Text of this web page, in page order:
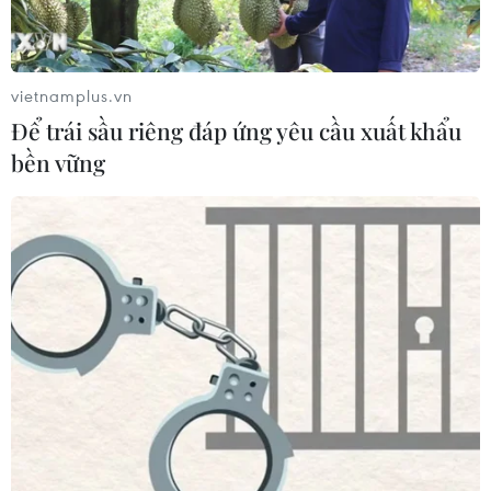
Đắk Lắk: Điều tra, khắc phục sự cố
nhiều phương tiện thủng lốp trên
cao tốc
06/08/2026 07:14
Đại biểu Quốc hội băn khoăn khả
năng cân đối vốn 2 siêu dự án giao
thông
06/08/2026 07:00
TP Hồ Chí Minh: Dự án mở rộng
đường Phạm Văn Bạch vẫn dang dở
vietnamplus.vn
Để trái sầu riêng đáp ứng yêu cầu xuất khẩu
bền vững